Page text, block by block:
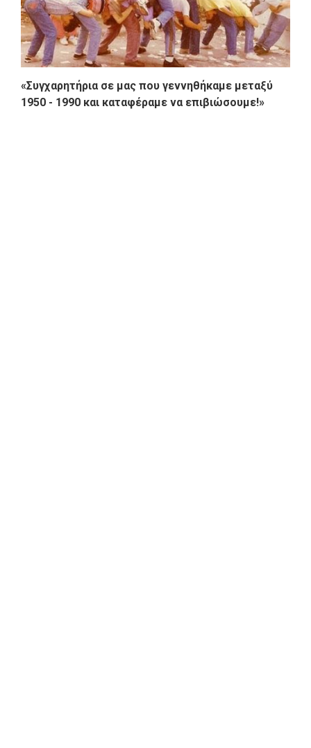
«Συγχαρητήρια σε μας που γεννηθήκαμε μεταξύ
1950 - 1990 και καταφέραμε να επιβιώσουμε!»